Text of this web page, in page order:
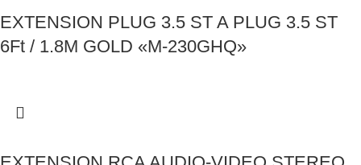
EXTENSION PLUG 3.5 ST A PLUG 3.5 ST
6Ft / 1.8M GOLD «M-230GHQ»